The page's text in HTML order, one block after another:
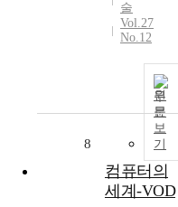
술
Vol.27
No.12
원
문
보
기
8
컴퓨터의
세계-VOD